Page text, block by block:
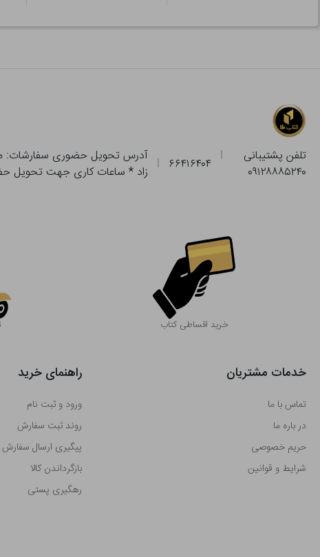
تلفن پشتیبانی
۰۹۱۲۸۸۸۵۲۴۰
۶۶۴۱۶۴۰۴
زاد * ساعات کاری جهت تحویل حضوری از فروشگاه
خرید اقساطی کتاب
خدمات مشتریان
تماس با ما
در باره ما
حریم خصوصی
شرایط و قوانین
راهنمای خرید
ورود و ثبت نام
روند ثبت سفارش
پیگیری ارسال سفارش
بازگرداندن کالا
رهگیری پستی